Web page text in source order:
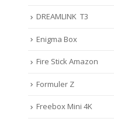
DREAMLINK T3
Enigma Box
Fire Stick Amazon
Formuler Z
Freebox Mini 4K